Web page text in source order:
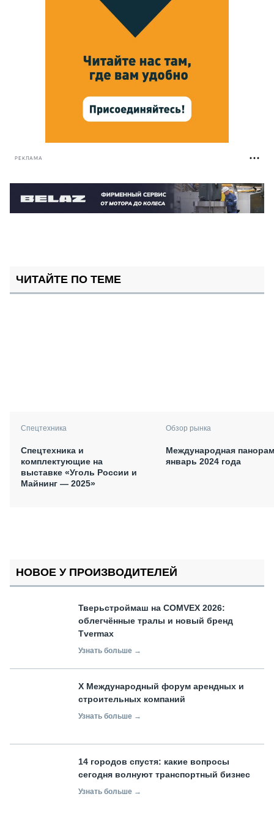
РЕКЛАМА
ЧИТАЙТЕ ПО ТЕМЕ
Спецтехника
Спецтехника и
комплектующие на
выставке «Уголь России и
Майнинг — 2025»
Обзор рынка
Международная
январь 2024 года
НОВОЕ У ПРОИЗВОДИТЕЛЕЙ
Тверьстроймаш на COMVEX 2026:
облегчённые тралы и новый бренд
Tvermax
Узнать больше →
X Международный форум арендных и
строительных компаний
Узнать больше →
14 городов спустя: какие вопросы
сегодня волнуют транспортный бизнес
Узнать больше →